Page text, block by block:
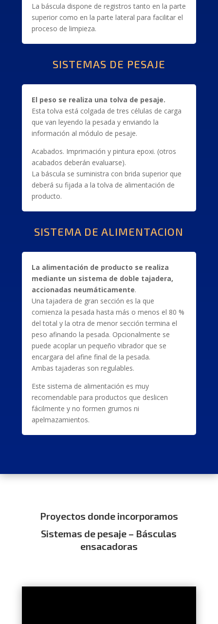
La báscula dispone de registros tanto en la parte
superior como en la parte lateral para facilitar el
proceso de limpieza.
SISTEMAS DE PESAJE
El peso se realiza una tolva de pesaje.
Esta tolva está colgada de tres células de carga
que van leyendo la pesada y enviando la
información al módulo de pesaje.
Acabados. Imprimación y pintura epoxi. (otros
acabados deberán evaluarse).
La báscula se suministra con brida superior que
deberá su fijada a la tolva de alimentación de
producto.
SISTEMA DE ALIMENTACION
La alimentación de producto se realiza
mediante un sistema de doble tajadera,
accionadas neumáticamente.
Una tajadera de gran sección es la que
comienza la pesada hasta más o menos el 80 %
del total y la otra de menor sección termina el
peso afinando la pesada. Opcionalmente se
puede acoplar un pequeño vibrador que se
encargara del afine final de la pesada.
Ambas tajaderas son regulables.
Este sistema de alimentación es muy
recomendable para productos que deslicen
fácilmente y no formen grumos ni
apelmazamientos.
Proyectos donde incorporamos
Sistemas de pesaje – Básculas
ensacadoras